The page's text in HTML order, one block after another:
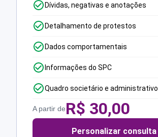
Dívidas, negativas e anotações
Detalhamento de protestos
Dados comportamentais
Informações do SPC
Quadro societário e administrativo
A partir deR$ 30,00
Personalizar consulta